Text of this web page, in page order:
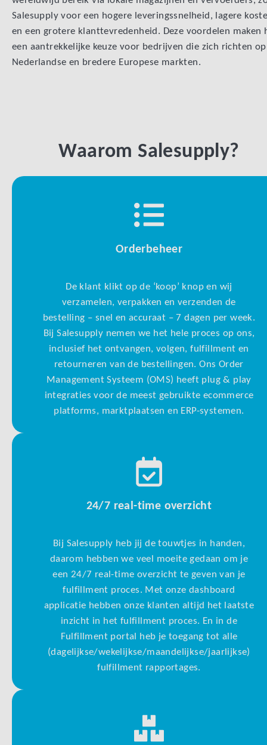
Salesupply voor een hogere leveringssnelheid, lagere
en een grotere klanttevredenheid. Deze voordelen maken
een aantrekkelijke keuze voor bedrijven die zich richten
Nederlandse en bredere Europese markten.
Waarom Salesupply?
Orderbeheer
De klant klikt op de ‘koop’ knop en wij
verzamelen, verpakken en verzenden de
bestelling – snel en accuraat – 7 dagen per week.
Bij Salesupply nemen we het hele proces op ons,
inclusief het ontvangen, volgen, fulfillment en
retourneren van de bestellingen. Ons Order
Management Systeem (OMS) heeft plug & play
integraties voor de meest gebruikte ecommerce
platforms, marktplaatsen en ERP-systemen.
24/7 real-time overzicht
Bij Salesupply heb jij de touwtjes in handen,
daarom hebben we veel moeite gedaan om je
een 24/7 real-time overzicht te geven van je
fulfillment proces. Met onze dashboard
applicatie hebben onze klanten altijd het laatste
inzicht in het fulfillment proces. En in de
Fulfillment portal heb je toegang tot alle
(dagelijkse/wekelijkse/maandelijkse/jaarlijkse)
fulfillment rapportages.